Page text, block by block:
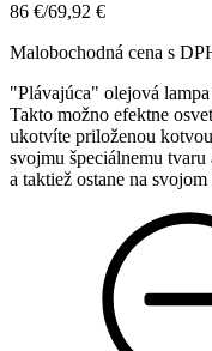
86 €/69,92 €
Malobochodná cena s
"Plávajúca" olejová
Takto možno efektne
ukotvíte priloženou
svojmu špeciálnemu
a taktiež ostane na